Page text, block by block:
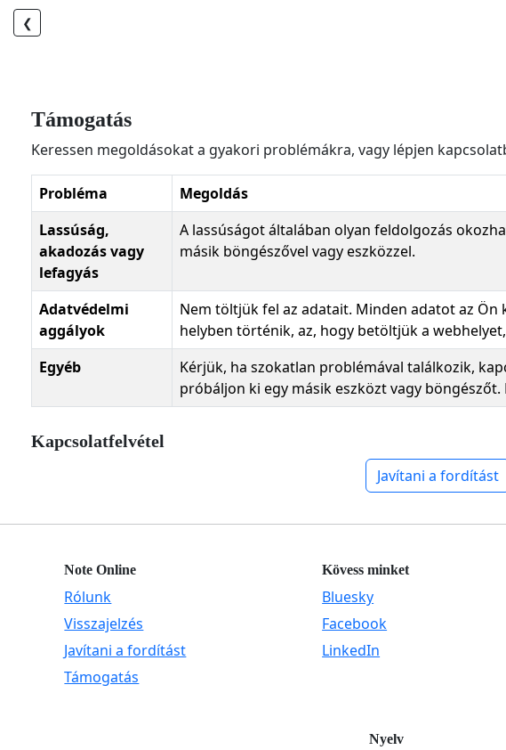
❮
Támogatás
Keressen megoldásokat a gyakori problémákra, vagy lépjen
Probléma
Megoldás
Lassúság,
akadozás vagy
lefagyás
A lassúságot általában olyan feldolgozás
másik böngészővel vagy eszközzel.
Adatvédelmi
aggályok
Nem töltjük fel az adatait. Minden adatot az
helyben történik, az, hogy betöltjük a
Egyéb
Kérjük, ha szokatlan problémával találkozik,
próbáljon ki egy másik eszközt vagy
Kapcsolatfelvétel
Javítani a fordítást
Note Online
Rólunk
Visszajelzés
Javítani a fordítást
Támogatás
Kövess minket
Bluesky
Facebook
LinkedIn
Nyelv